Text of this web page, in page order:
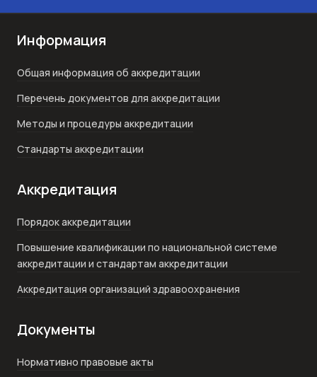
Информация
Общая информация об аккредитации
Перечень документов для аккредитации
Методы и процедуры аккредитации
Стандарты аккредитации
Аккредитация
Порядок аккредитации
Повышение квалификации по национальной системе
аккредитации и стандартам аккредитации
Аккредитация организаций здравоохранения
Документы
Нормативно правовые акты